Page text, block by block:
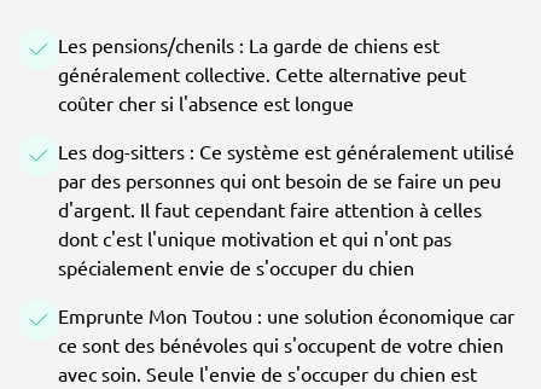
Les pensions/chenils : La garde de chiens est
généralement collective. Cette alternative peut
coûter cher si l'absence est longue
Les dog-sitters : Ce système est généralement utilisé
par des personnes qui ont besoin de se faire un peu
d'argent. Il faut cependant faire attention à celles
dont c'est l'unique motivation et qui n'ont pas
spécialement envie de s'occuper du chien
Emprunte Mon Toutou : une solution économique car
ce sont des bénévoles qui s'occupent de votre chien
avec soin. Seule l'envie de s'occuper du chien est